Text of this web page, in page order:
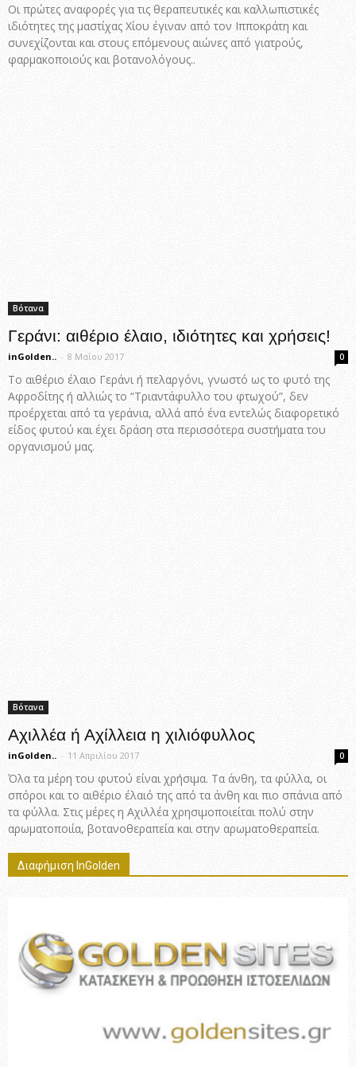
Οι πρώτες αναφορές για τις θεραπευτικές και καλλωπιστικές
ιδιότητες της μαστίχας Χίου έγιναν από τον Ιπποκράτη και
συνεχίζονται και στους επόμενους αιώνες από γιατρούς,
φαρμακοποιούς και βοτανολόγους..
Βότανα
Γεράνι: αιθέριο έλαιο, ιδιότητες και χρήσεις!
inGolden.. - 8 Μαΐου 2017 0
Το αιθέριο έλαιο Γεράνι ή πελαργόνι, γνωστό ως το φυτό της
Αφροδίτης ή αλλιώς το “Τριαντάφυλλο του φτωχού”, δεν
προέρχεται από τα γεράνια, αλλά από ένα εντελώς διαφορετικό
είδος φυτού και έχει δράση στα περισσότερα συστήματα του
οργανισμού μας.
Βότανα
Αχιλλέα ή Αχίλλεια η χιλιόφυλλος
inGolden.. - 11 Απριλίου 2017 0
Όλα τα μέρη του φυτού είναι χρήσιμα. Τα άνθη, τα φύλλα, οι
σπόροι και το αιθέριο έλαιό της από τα άνθη και πιο σπάνια από
τα φύλλα. Στις μέρες η Αχιλλέα χρησιμοποιείται πολύ στην
αρωματοποιία, βοτανοθεραπεία και στην αρωματοθεραπεία.
Διαφήμιση InGolden